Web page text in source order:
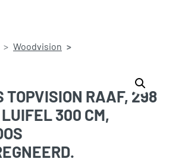
sluiten
Woodvision
TOPVISION RAAF, 298
300 CM,